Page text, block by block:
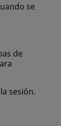
se
de
sesión.